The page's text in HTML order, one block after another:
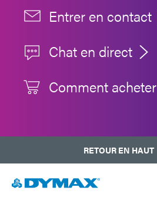
Entrer en contact
Chat en direct
Comment acheter
RETOUR EN HAUT